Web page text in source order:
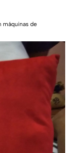
máquinas de